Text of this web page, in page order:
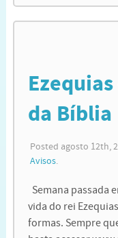
da Bíblia
Posted agosto 12th,
Avisos.
Semana passada
vida do rei
formas. Sempre